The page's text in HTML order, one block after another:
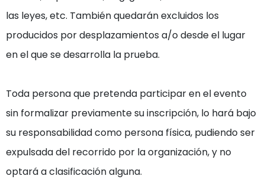
las leyes, etc. También quedarán excluidos los
producidos por desplazamientos a/o desde el lugar
en el que se desarrolla la prueba.
Toda persona que pretenda participar en el evento
sin formalizar previamente su inscripción, lo hará bajo
su responsabilidad como persona física, pudiendo ser
expulsada del recorrido por la organización, y no
optará a clasificación alguna.